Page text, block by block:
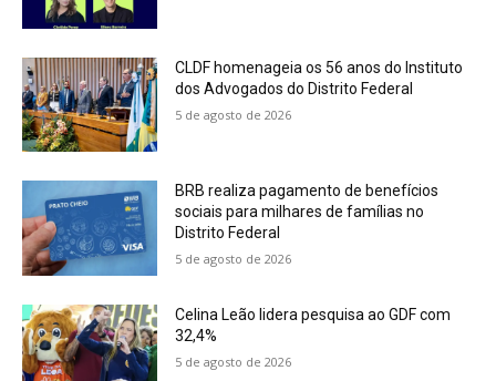
CLDF homenageia os 56 anos do Instituto
dos Advogados do Distrito Federal
5 de agosto de 2026
BRB realiza pagamento de benefícios
sociais para milhares de famílias no
Distrito Federal
5 de agosto de 2026
Celina Leão lidera pesquisa ao GDF com
32,4%
5 de agosto de 2026